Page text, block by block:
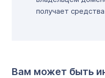
получает
Вам может быть